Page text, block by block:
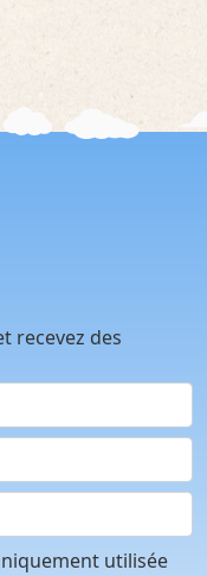
recevez des
utilisée